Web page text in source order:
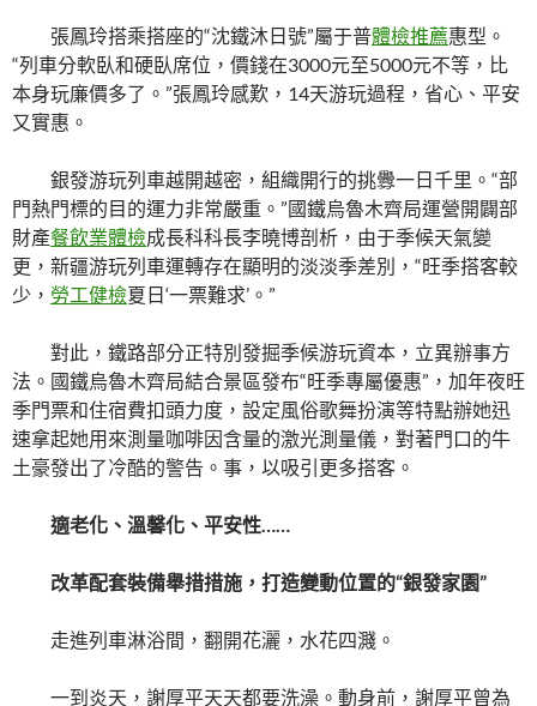
張鳳玲搭乘搭座的“沈鐵沐日號”屬于普體檢推薦惠型。
“列車分軟臥和硬臥席位，價錢在3000元至5000元不等，比
本身玩廉價多了。”張鳳玲感歎，14天游玩過程，省心、平安
又實惠。
銀發游玩列車越開越密，組織開行的挑釁一日千里。“部
門熱門標的目的運力非常嚴重。”國鐵烏魯木齊局運營開闢部
財產餐飲業體檢成長科科長李曉博剖析，由于季候天氣變
更，新疆游玩列車運轉存在顯明的淡淡季差別，“旺季搭客較
少， 勞工健檢夏日‘一票難求’。”
對此，鐵路部分正特別發掘季候游玩資本，立異辦事方
法。國鐵烏魯木齊局結合景區發布“旺季專屬優惠”，加年夜旺
季門票和住宿費扣頭力度，設定風俗歌舞扮演等特點辦她迅
速拿起她用來測量咖啡因含量的激光測量儀，對著門口的牛
土豪發出了冷酷的警告。事，以吸引更多搭客。
適老化、溫馨化、平安性……
改革配套裝備舉措措施，打造變動位置的“銀發家園”
走進列車淋浴間，翻開花灑，水花四濺。
一到炎天，謝厚平天天都要洗澡。動身前，謝厚平曾為